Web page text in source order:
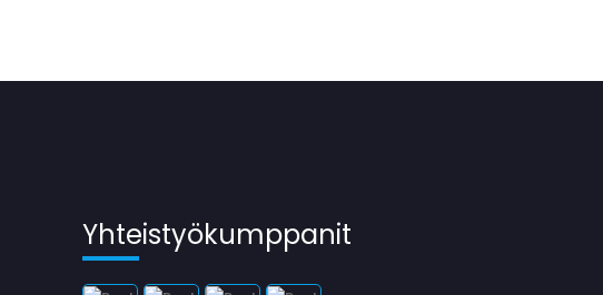
Yhteistyökumppanit